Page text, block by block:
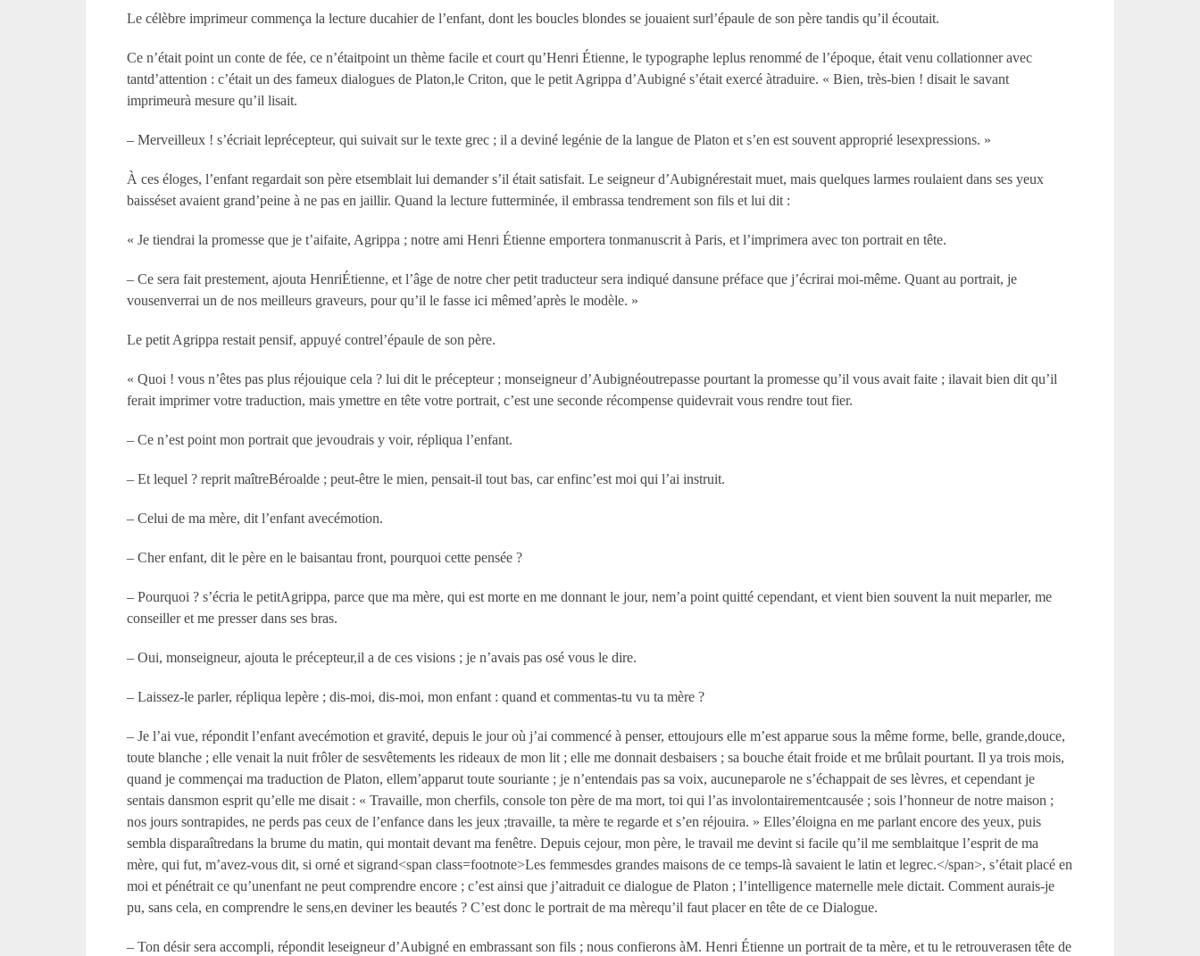
Le célèbre imprimeur commença la lecture ducahier de l’enfant, dont les boucles blondes se jouaient surl’épaule de son père tandis qu’il écoutait.
Ce n’était point un conte de fée, ce n’étaitpoint un thème facile et court qu’Henri Étienne, le typographe leplus renommé de l’époque, était venu collationner avec
tantd’attention : c’était un des fameux dialogues de Platon,le Criton, que le petit Agrippa d’Aubigné s’était exercé àtraduire. « Bien, très-bien ! disait le savant
imprimeurà mesure qu’il lisait.
– Merveilleux ! s’écriait leprécepteur, qui suivait sur le texte grec ; il a deviné legénie de la langue de Platon et s’en est souvent approprié lesexpressions. »
À ces éloges, l’enfant regardait son père etsemblait lui demander s’il était satisfait. Le seigneur d’Aubignérestait muet, mais quelques larmes roulaient dans ses yeux
baisséset avaient grand’peine à ne pas en jaillir. Quand la lecture futterminée, il embrassa tendrement son fils et lui dit :
« Je tiendrai la promesse que je t’aifaite, Agrippa ; notre ami Henri Étienne emportera tonmanuscrit à Paris, et l’imprimera avec ton portrait en tête.
– Ce sera fait prestement, ajouta HenriÉtienne, et l’âge de notre cher petit traducteur sera indiqué dansune préface que j’écrirai moi-même. Quant au portrait, je
vousenverrai un de nos meilleurs graveurs, pour qu’il le fasse ici mêmed’après le modèle. »
Le petit Agrippa restait pensif, appuyé contrel’épaule de son père.
« Quoi ! vous n’êtes pas plus réjouique cela ? lui dit le précepteur ; monseigneur d’Aubignéoutrepasse pourtant la promesse qu’il vous avait faite ; ilavait bien dit qu’il
ferait imprimer votre traduction, mais ymettre en tête votre portrait, c’est une seconde récompense quidevrait vous rendre tout fier.
– Ce n’est point mon portrait que jevoudrais y voir, répliqua l’enfant.
– Et lequel ? reprit maîtreBéroalde ; peut-être le mien, pensait-il tout bas, car enfinc’est moi qui l’ai instruit.
– Celui de ma mère, dit l’enfant avecémotion.
– Cher enfant, dit le père en le baisantau front, pourquoi cette pensée ?
– Pourquoi ? s’écria le petitAgrippa, parce que ma mère, qui est morte en me donnant le jour, nem’a point quitté cependant, et vient bien souvent la nuit meparler, me
conseiller et me presser dans ses bras.
– Oui, monseigneur, ajouta le précepteur,il a de ces visions ; je n’avais pas osé vous le dire.
– Laissez-le parler, répliqua lepère ; dis-moi, dis-moi, mon enfant : quand et commentas-tu vu ta mère ?
– Je l’ai vue, répondit l’enfant avecémotion et gravité, depuis le jour où j’ai commencé à penser, ettoujours elle m’est apparue sous la même forme, belle, grande,douce,
toute blanche ; elle venait la nuit frôler de sesvêtements les rideaux de mon lit ; elle me donnait desbaisers ; sa bouche était froide et me brûlait pourtant. Il ya trois mois,
quand je commençai ma traduction de Platon, ellem’apparut toute souriante ; je n’entendais pas sa voix, aucuneparole ne s’échappait de ses lèvres, et cependant je
sentais dansmon esprit qu’elle me disait : « Travaille, mon cherfils, console ton père de ma mort, toi qui l’as involontairementcausée ; sois l’honneur de notre maison ;
nos jours sontrapides, ne perds pas ceux de l’enfance dans les jeux ;travaille, ta mère te regarde et s’en réjouira. » Elles’éloigna en me parlant encore des yeux, puis
sembla disparaîtredans la brume du matin, qui montait devant ma fenêtre. Depuis cejour, mon père, le travail me devint si facile qu’il me semblaitque l’esprit de ma
mère, qui fut, m’avez-vous dit, si orné et sigrand<span class=footnote>Les femmesdes grandes maisons de ce temps-là savaient le latin et legrec.</span>, s’était placé en
moi et pénétrait ce qu’unenfant ne peut comprendre encore ; c’est ainsi que j’aitraduit ce dialogue de Platon ; l’intelligence maternelle mele dictait. Comment aurais-je
pu, sans cela, en comprendre le sens,en deviner les beautés ? C’est donc le portrait de ma mèrequ’il faut placer en tête de ce Dialogue.
– Ton désir sera accompli, répondit leseigneur d’Aubigné en embrassant son fils ; nous confierons àM. Henri Étienne un portrait de ta mère, et tu le retrouverasen tête de